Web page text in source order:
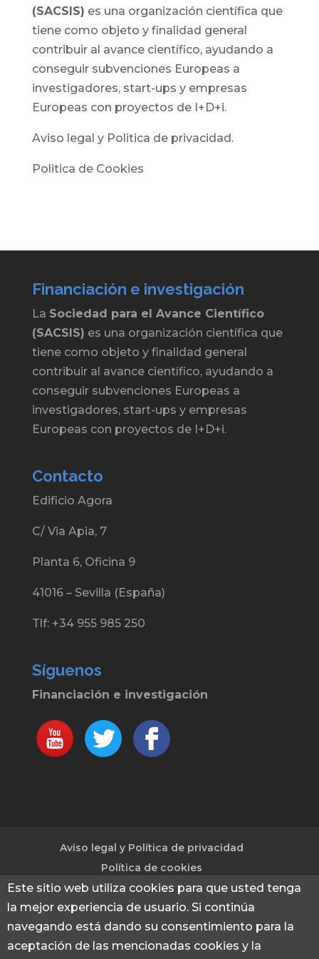
(SACSIS) es una organización científica que
tiene como objeto y finalidad general
contribuir al avance científico, ayudando a
conseguir subvenciones Europeas a
investigadores, start-ups y empresas
Europeas con proyectos de I+D+i.
Aviso legal y Politica de privacidad.
Politica de Cookies
Financiación e investigación
La Sociedad para el Avance Científico
(SACSIS) es una organización científica que
tiene como objeto y finalidad general
contribuir al avance científico, ayudando a
conseguir subvenciones Europeas a
investigadores, start-ups y empresas
Europeas con proyectos de I+D+i.
Contacto
Edificio Agora
C/ Via Apia, 7
Planta 6, Oficina 9
41016 – Sevilla (España)
Tlf: +34 955 985 250
Síguenos
Financiación e investigación
Aviso legal y Política de privacidad
Política de cookies
© 2013 - 2026 Financiación e investigación
Captación de fondos para investigación e
innovación mediante proyectos Europeos -
Este sitio web utiliza cookies para que usted tenga
la mejor experiencia de usuario. Si continúa
navegando está dando su consentimiento para la
aceptación de las mencionadas cookies y la